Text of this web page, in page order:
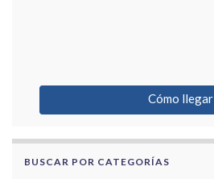
Cómo llegar
BUSCAR POR CATEGORÍAS